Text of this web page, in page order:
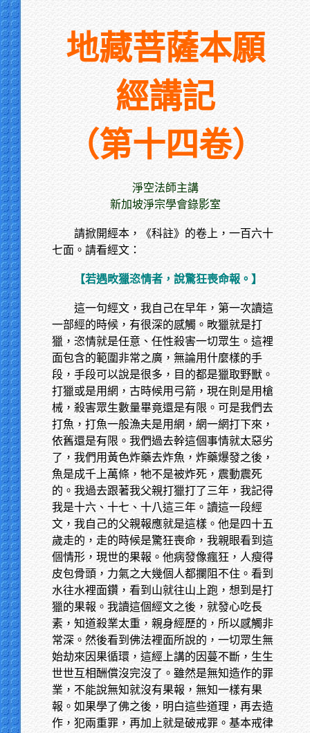
地藏菩薩本願
經講記
（第十四卷）
淨空法師主講
新加坡淨宗學會錄影室
請掀開經本，《科註》的卷上，一百六十
七面。請看經文：
【若遇畋獵恣情者，說驚狂喪命報。】
這一句經文，我自己在早年，第一次讀這
一部經的時候，有很深的感觸。畋獵就是打
獵，恣情就是任意、任性殺害一切眾生。這裡
面包含的範圍非常之廣，無論用什麼樣的手
段，手段可以說是很多，目的都是獵取野獸。
打獵或是用網，古時候用弓箭，現在則是用槍
械，殺害眾生數量畢竟還是有限。可是我們去
打魚，打魚一般漁夫是用網，網一網打下來，
依舊還是有限。我們過去幹這個事情就太惡劣
了，我們用黃色炸藥去炸魚，炸藥爆發之後，
魚是成千上萬條，牠不是被炸死，震動震死
的。我過去跟著我父親打獵打了三年，我記得
我是十六、十七、十八這三年。讀這一段經
文，我自己的父親報應就是這樣。他是四十五
歲走的，走的時候是驚狂喪命，我親眼看到這
個情形，現世的果報。他病發像瘋狂，人瘦得
皮包骨頭，力氣之大幾個人都攔阻不住。看到
水往水裡面鑽，看到山就往山上跑，想到是打
獵的果報。我讀這個經文之後，就發心吃長
素，知道殺業太重，親身經歷的，所以感觸非
常深。然後看到佛法裡面所說的，一切眾生無
始劫來因果循環，這經上講的因蔓不斷，生生
世世互相酬償沒完沒了。雖然是無知造作的罪
業，不能說無知就沒有果報，無知一樣有果
報。如果學了佛之後，明白這些道理，再去造
作，犯兩重罪，再加上就是破戒罪。基本戒律